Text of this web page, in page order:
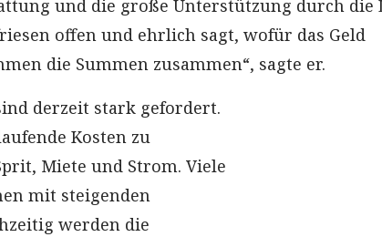
und die große Unterstützung durch die
offen und ehrlich sagt, wofür das Geld
die Summen zusammen“, sagte er.
derzeit stark gefordert.
Kosten zu
Miete und Strom. Viele
mit steigenden
werden die